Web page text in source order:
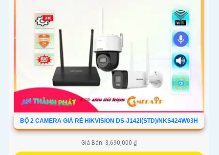
BỘ 2 CAMERA GIÁ RẺ HIKVISION DS-J142I(STD)/NKS424W03H
Giá Bán: 3,690,000 ₫